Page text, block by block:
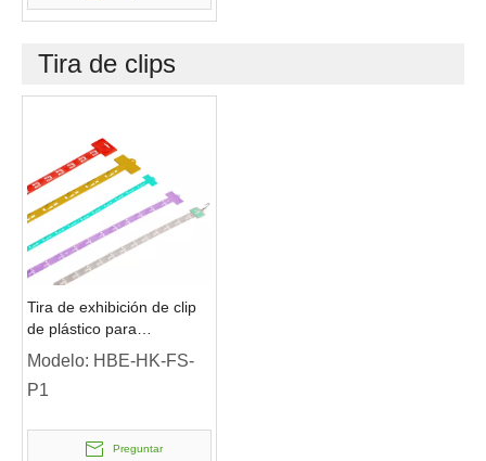
Tira de clips
Tira de exhibición de clip
de plástico para
comercializador de
supermercado
Modelo: HBE-HK-FS-
P1
Preguntar